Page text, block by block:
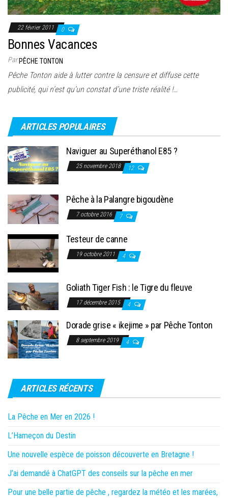
22 février 2011 0
Bonnes Vacances
ParPÊCHE TONTON
Pêche Tonton aide à lutter contre la censure et diffuse cette
publicité, qui n’est qu’un constat d’une triste réalité !…
ARTICLES POPULAIRES
Naviguer au Superéthanol E85 ?
25 novembre 2018 12
Pêche à la Palangre bigoudène
7 octobre 2016 7
Testeur de canne
19 octobre 2011 4
Goliath Tiger Fish : le Tigre du fleuve
17 décembre 2015 4
Dorade grise « ikejime » par Pêche Tonton
8 septembre 2019 4
ARTICLES RÉCENTS
La Pêche en Mer en 2026 !
L’Hameçon du Destin
Une nouvelle espèce de poisson découverte en Bretagne !
J’ai demandé à ChatGPT des conseils sur la pêche en mer
Pour une belle partie de pêche , regardez la météo et les marées,